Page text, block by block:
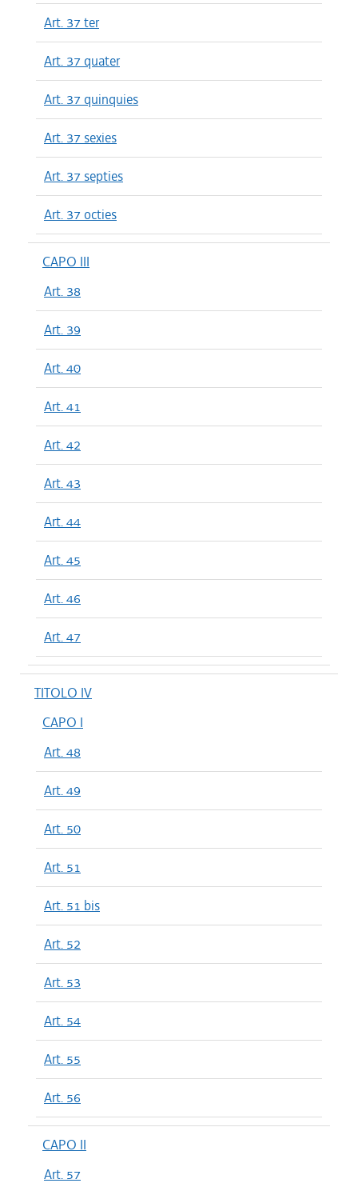
Art. 37 ter
Art. 37 quater
Art. 37 quinquies
Art. 37 sexies
Art. 37 septies
Art. 37 octies
CAPO III
Art. 38
Art. 39
Art. 40
Art. 41
Art. 42
Art. 43
Art. 44
Art. 45
Art. 46
Art. 47
TITOLO IV
CAPO I
Art. 48
Art. 49
Art. 50
Art. 51
Art. 51 bis
Art. 52
Art. 53
Art. 54
Art. 55
Art. 56
CAPO II
Art. 57